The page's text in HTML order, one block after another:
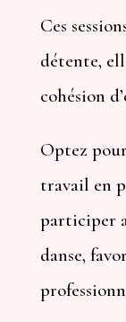
Ces
détente,
cohésion
Optez
travail en
participer
danse,